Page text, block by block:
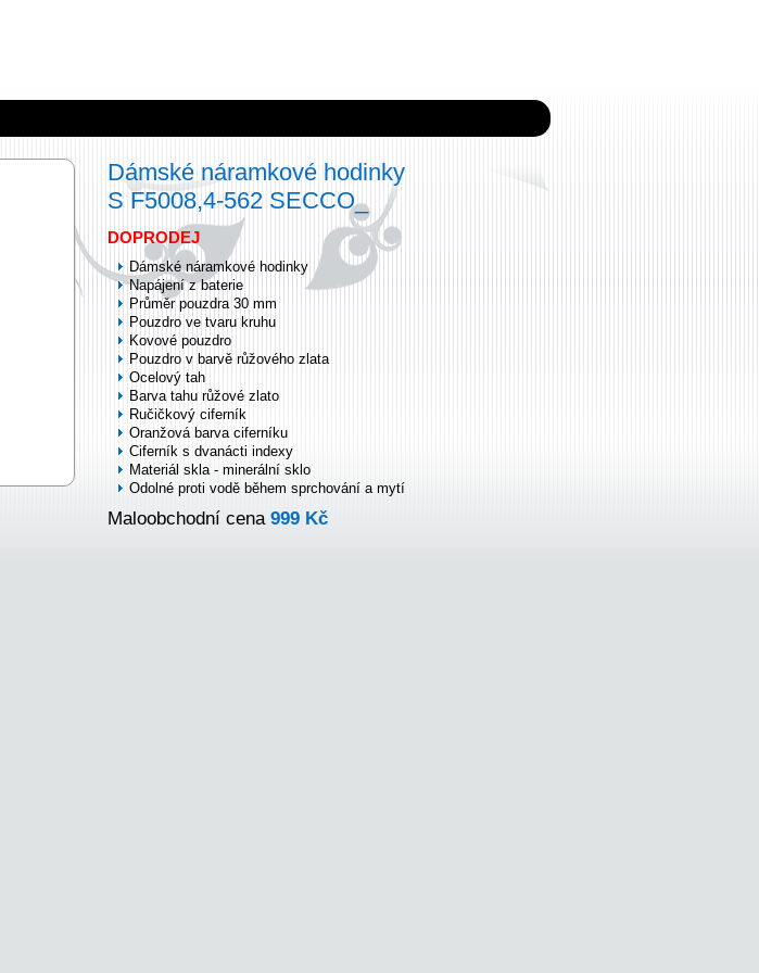
Dámské náramkové hodinky
S F5008,4-562 SECCO_
DOPRODEJ
Dámské náramkové hodinky
Napájení z baterie
Průměr pouzdra 30 mm
Pouzdro ve tvaru kruhu
Kovové pouzdro
Pouzdro v barvě růžového zlata
Ocelový tah
Barva tahu růžové zlato
Ručičkový ciferník
Oranžová barva ciferníku
Ciferník s dvanácti indexy
Materiál skla - minerální sklo
Odolné proti vodě během sprchování a mytí
Maloobchodní cena 999 Kč